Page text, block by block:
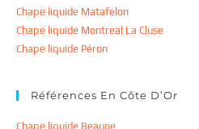
Chape liquide Matafelon
Chape liquide Montreal La Cluse
Chape liquide Péron
Références En Côte D’Or
Chape liquide Beaune